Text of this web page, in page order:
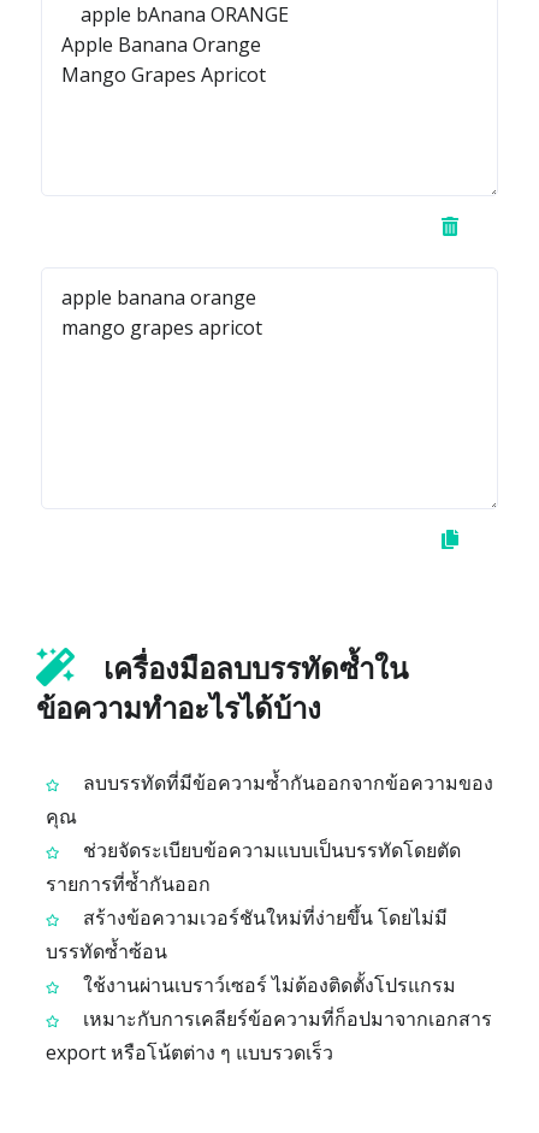
เครื่องมือลบบรรทัดซ้ำใน
ข้อความทำอะไรได้บ้าง
ลบบรรทัดที่มีข้อความซ้ำกันออกจากข้อความของ
คุณ
ช่วยจัดระเบียบข้อความแบบเป็นบรรทัดโดยตัด
รายการที่ซ้ำกันออก
สร้างข้อความเวอร์ชันใหม่ที่ง่ายขึ้น โดยไม่มี
บรรทัดซ้ำซ้อน
ใช้งานผ่านเบราว์เซอร์ ไม่ต้องติดตั้งโปรแกรม
เหมาะกับการเคลียร์ข้อความที่ก็อปมาจากเอกสาร
export หรือโน้ตต่าง ๆ แบบรวดเร็ว